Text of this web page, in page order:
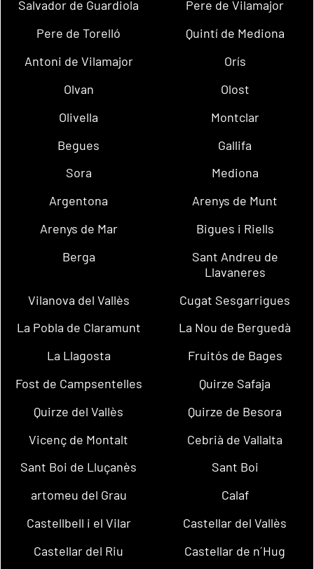
Salvador de Guardiola
Pere de Vilamajor
Pere de Torelló
Quintí de Mediona
Antoni de Vilamajor
Orís
Olvan
Olost
Olivella
Montclar
Begues
Gallifa
Sora
Mediona
Argentona
Arenys de Munt
Arenys de Mar
Bigues i Riells
Berga
Sant Andreu de
Llavaneres
Vilanova del Vallès
Cugat Sesgarrigues
La Pobla de Claramunt
La Nou de Berguedà
La Llagosta
Fruitós de Bages
Fost de Campsentelles
Quirze Safaja
Quirze del Vallès
Quirze de Besora
Vicenç de Montalt
Cebrià de Vallalta
Sant Boi de Lluçanès
Sant Boi
artomeu del Grau
Calaf
Castellbell i el Vilar
Castellar del Vallès
Castellar del Riu
Castellar de n´Hug